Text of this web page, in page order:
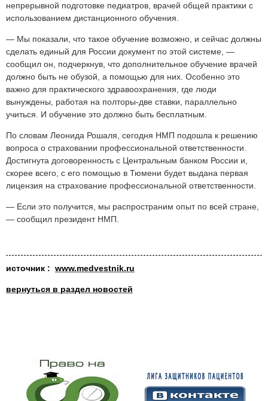
непрерывной подготовке педиатров, врачей общей практики с
использованием дистанционного обучения.
— Мы показали, что такое обучение возможно, и сейчас должны
сделать единый для России документ по этой системе, —
сообщил он, подчеркнув, что дополнительное обучение врачей
должно быть не обузой, а помощью для них. Особенно это
важно для практического здравоохранения, где люди
вынуждены, работая на полторы-две ставки, параллельно
учиться. И обучение это должно быть бесплатным.
По словам Леонида Рошаля, сегодня НМП подошла к решению
вопроса о страховании профессиональной ответственности.
Достигнута договоренность с Центральным банком России и,
скорее всего, с его помощью в Тюмени будет выдана первая
лицензия на страхование профессиональной ответственности.
— Если это получится, мы распространим опыт по всей стране,
— сообщил президент НМП.
источник : www.medvestnik.ru
вернуться в раздел новостей